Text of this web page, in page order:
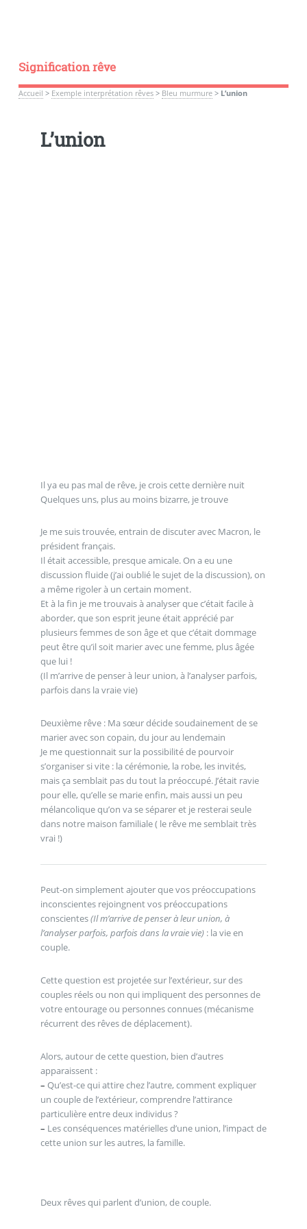
Signification rêve
Accueil > Exemple interprétation rêves> Bleu murmure> L’union
L’union
Il ya eu pas mal de rêve, je crois cette dernière nuit
Quelques uns, plus au moins bizarre, je trouve
Je me suis trouvée, entrain de discuter avec Macron, le
président français.
Il était accessible, presque amicale. On a eu une
discussion fluide (j’ai oublié le sujet de la discussion), on
a même rigoler à un certain moment.
Et à la fin je me trouvais à analyser que c’était facile à
aborder, que son esprit jeune était apprécié par
plusieurs femmes de son âge et que c’était dommage
peut être qu’il soit marier avec une femme, plus âgée
que lui !
(Il m’arrive de penser à leur union, à l’analyser parfois,
parfois dans la vraie vie)
Deuxième rêve : Ma sœur décide soudainement de se
marier avec son copain, du jour au lendemain
Je me questionnait sur la possibilité de pourvoir
s’organiser si vite : la cérémonie, la robe, les invités,
mais ça semblait pas du tout la préoccupé. J’était ravie
pour elle, qu’elle se marie enfin, mais aussi un peu
mélancolique qu’on va se séparer et je resterai seule
dans notre maison familiale ( le rêve me semblait très
vrai !)
Peut-on simplement ajouter que vos préoccupations
inconscientes rejoingnent vos préoccupations
conscientes(Il m’arrive de penser à leur union, à
l’analyser parfois, parfois dans la vraie vie) : la vie en
couple.
Cette question est projetée sur l’extérieur, sur des
couples réels ou non qui impliquent des personnes de
votre entourage ou personnes connues (mécanisme
récurrent des rêves de déplacement).
Alors, autour de cette question, bien d’autres
apparaissent :
– Qu’est-ce qui attire chez l’autre, comment expliquer
un couple de l’extérieur, comprendre l’attirance
particulière entre deux individus ?
– Les conséquences matérielles d’une union, l’impact de
cette union sur les autres, la famille.
Deux rêves qui parlent d’union, de couple.